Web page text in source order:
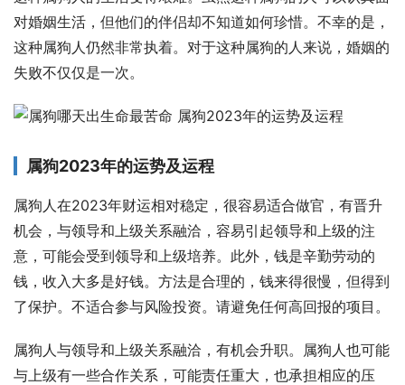
对婚姻生活，但他们的伴侣却不知道如何珍惜。不幸的是，
这种属狗人仍然非常执着。对于这种属狗的人来说，婚姻的
失败不仅仅是一次。
属狗2023年的运势及运程
属狗人在2023年财运相对稳定，很容易适合做官，有晋升
机会，与领导和上级关系融洽，容易引起领导和上级的注
意，可能会受到领导和上级培养。此外，钱是辛勤劳动的
钱，收入大多是好钱。方法是合理的，钱来得很慢，但得到
了保护。不适合参与风险投资。请避免任何高回报的项目。
属狗人与领导和上级关系融洽，有机会升职。属狗人也可能
与上级有一些合作关系，可能责任重大，也承担相应的压